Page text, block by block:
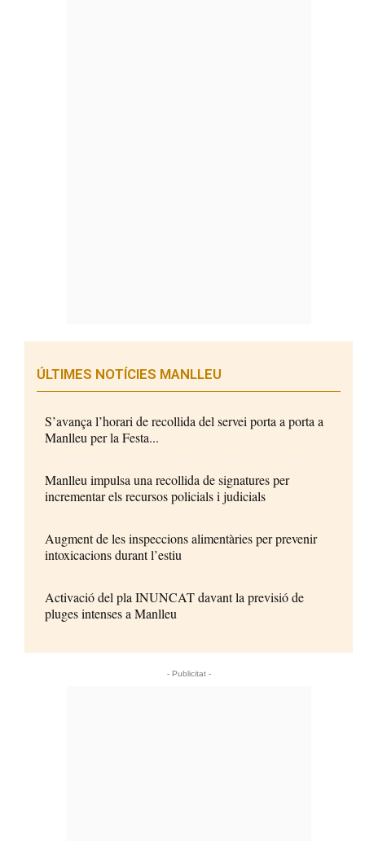
ÚLTIMES NOTÍCIES MANLLEU
S’avança l’horari de recollida del servei porta a porta a
Manlleu per la Festa...
Manlleu impulsa una recollida de signatures per
incrementar els recursos policials i judicials
Augment de les inspeccions alimentàries per prevenir
intoxicacions durant l’estiu
Activació del pla INUNCAT davant la previsió de
pluges intenses a Manlleu
- Publicitat -